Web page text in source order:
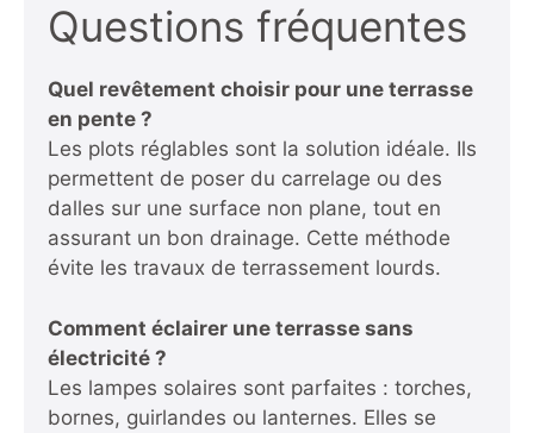
Questions fréquentes
Quel revêtement choisir pour une terrasse
en pente ?
Les plots réglables sont la solution idéale. Ils
permettent de poser du carrelage ou des
dalles sur une surface non plane, tout en
assurant un bon drainage. Cette méthode
évite les travaux de terrassement lourds.
Comment éclairer une terrasse sans
électricité ?
Les lampes solaires sont parfaites : torches,
bornes, guirlandes ou lanternes. Elles se